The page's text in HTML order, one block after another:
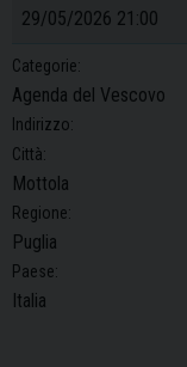
29/05/2026 21:00
Categorie:
Agenda del Vescovo
Indirizzo:
Città:
Mottola
Regione:
Puglia
Paese:
Italia